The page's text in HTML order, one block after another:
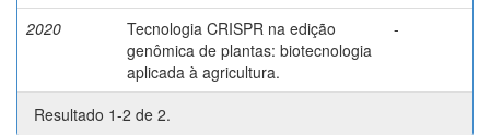
2020
Tecnologia CRISPR na edição
genômica de plantas: biotecnologia
aplicada à agricultura.
-
Resultado 1-2 de 2.